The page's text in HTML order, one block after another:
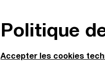
Politique
Accepter les cookies